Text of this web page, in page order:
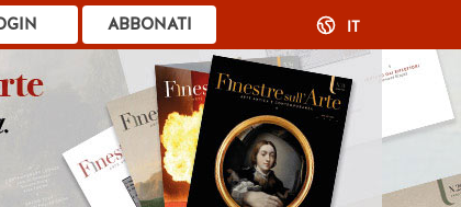
ABBONATI IT